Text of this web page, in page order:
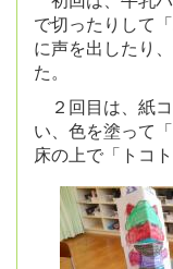
で切ったりして
に声を出したり
た。
２回目は、紙
い、色を塗って
床の上で「トコ